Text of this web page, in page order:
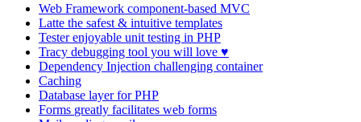
Web Framework component-based MVC
Latte the safest & intuitive templates
Testerenjoyable unit testing in PHP
Tracy debugging tool you will love ♥
Dependency Injection challenging container
Caching
Database layer for PHP
Forms greatly facilitates web forms